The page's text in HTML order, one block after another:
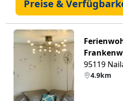
Preise &
95119
4.9km